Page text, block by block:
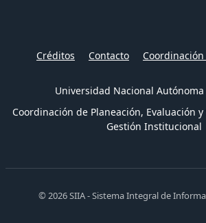
Créditos Contacto
Universidad Nacional
Coordinación de Planeación, Evaluación
Gestión Institucional
© 2026 SIIA - Sistema Integral de